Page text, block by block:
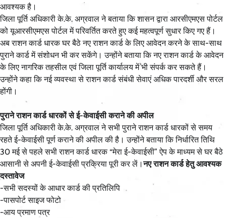
आवश्यक है।
जिला पूर्ति अधिकारी के.के. अग्रवाल ने बताया कि शासन द्वारा आरसीएमएस पोर्टल
को यूआरसीएमएस पोर्टल में परिवर्तित करते हुए कई महत्वपूर्ण सुधार किए गए हैं।
अब राशन कार्ड धारक घर बैठे नए राशन कार्ड के लिए आवेदन करने के साथ-साथ
पुराने कार्ड में संशोधन भी कर सकेंगे। उन्होंने बताया कि नए राशन कार्ड के आवेदन
के लिए नागरिक तहसील एवं जिला पूर्ति कार्यालय में भी संपर्क कर सकते हैं।
उन्होंने कहा कि नई व्यवस्था से राशन कार्ड संबंधी सेवाएं अधिक पारदर्शी और सरल
होंगी।
पुराने राशन कार्ड धारकों से ई-केवाईसी कराने की अपील
जिला पूर्ति अधिकारी के.के. अग्रवाल ने सभी पुराने राशन कार्ड धारकों से समय
रहते ई-केवाईसी पूर्ण कराने की अपील की है। उन्होंने बताया कि निर्धारित तिथि
30 मई से पहले सभी राशन कार्ड धारक “मेरा ई-केवाईसी” ऐप के माध्यम से घर बैठे
आसानी से अपनी ई-केवाईसी प्रक्रिया पूरी कर लें।नए राशन कार्ड हेतु आवश्यक
दस्तावेज
-सभी सदस्यों के आधार कार्ड की प्रतिलिपि
-पासपोर्ट साइज फोटो
-आय प्रमाण पत्र